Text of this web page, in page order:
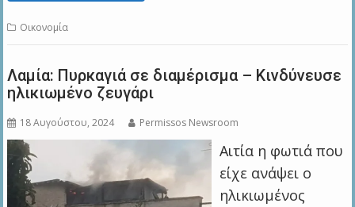
Οικονομία
Λαμία: Πυρκαγιά σε διαμέρισμα – Κινδύνευσε
ηλικιωμένο ζευγάρι
18 Αυγούστου, 2024 Permissos Newsroom
Αιτία η φωτιά που
είχε ανάψει o
ηλικιωμένος